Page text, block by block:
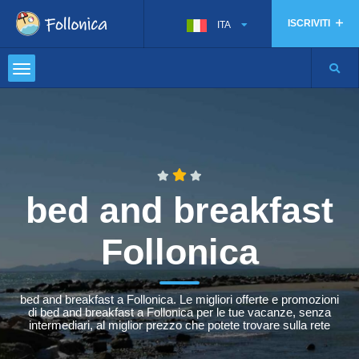
ISCRIVITI
ITA
bed and breakfast
Follonica
bed and breakfast a Follonica. Le migliori offerte e promozioni
di bed and breakfast a Follonica per le tue vacanze, senza
intermediari, al miglior prezzo che potete trovare sulla rete